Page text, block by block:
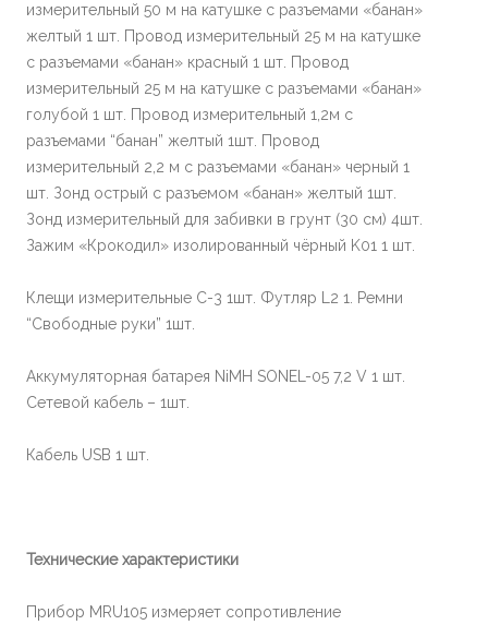
измерительный 50 м на катушке с разъемами «банан»
желтый 1 шт. Провод измерительный 25 м на катушке
с разъемами «банан» красный 1 шт. Провод
измерительный 25 м на катушке с разъемами «банан»
голубой 1 шт. Провод измерительный 1,2м с
разъемами “банан” желтый 1шт. Провод
измерительный 2,2 м с разъемами «банан» черный 1
шт. Зонд острый с разъемом «банан» желтый 1шт.
Зонд измерительный для забивки в грунт (30 см) 4шт.
Зажим «Крокодил» изолированный чёрный K01 1 шт.
Клещи измерительные С-3 1шт. Футляр L2 1. Ремни
“Свободные руки” 1шт.
Аккумуляторная батарея NiMH SONEL-05 7,2 V 1 шт.
Сетевой кабель – 1шт.
Кабель USB 1 шт.
Технические характеристики
Прибор MRU105 измеряет сопротивление